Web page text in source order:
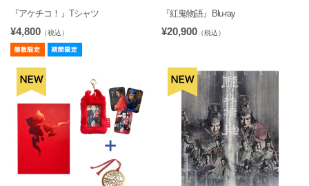
『アケチコ！』Tシャツ
¥4,800 （税込）
『紅鬼物語』Blu-ray
¥20,900 （税込）